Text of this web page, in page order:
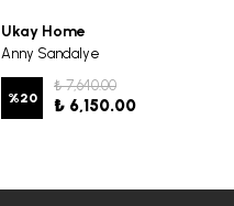
Ukay Home
Anny Sandalye
%20
₺ 7,640.00
₺ 6,150.00